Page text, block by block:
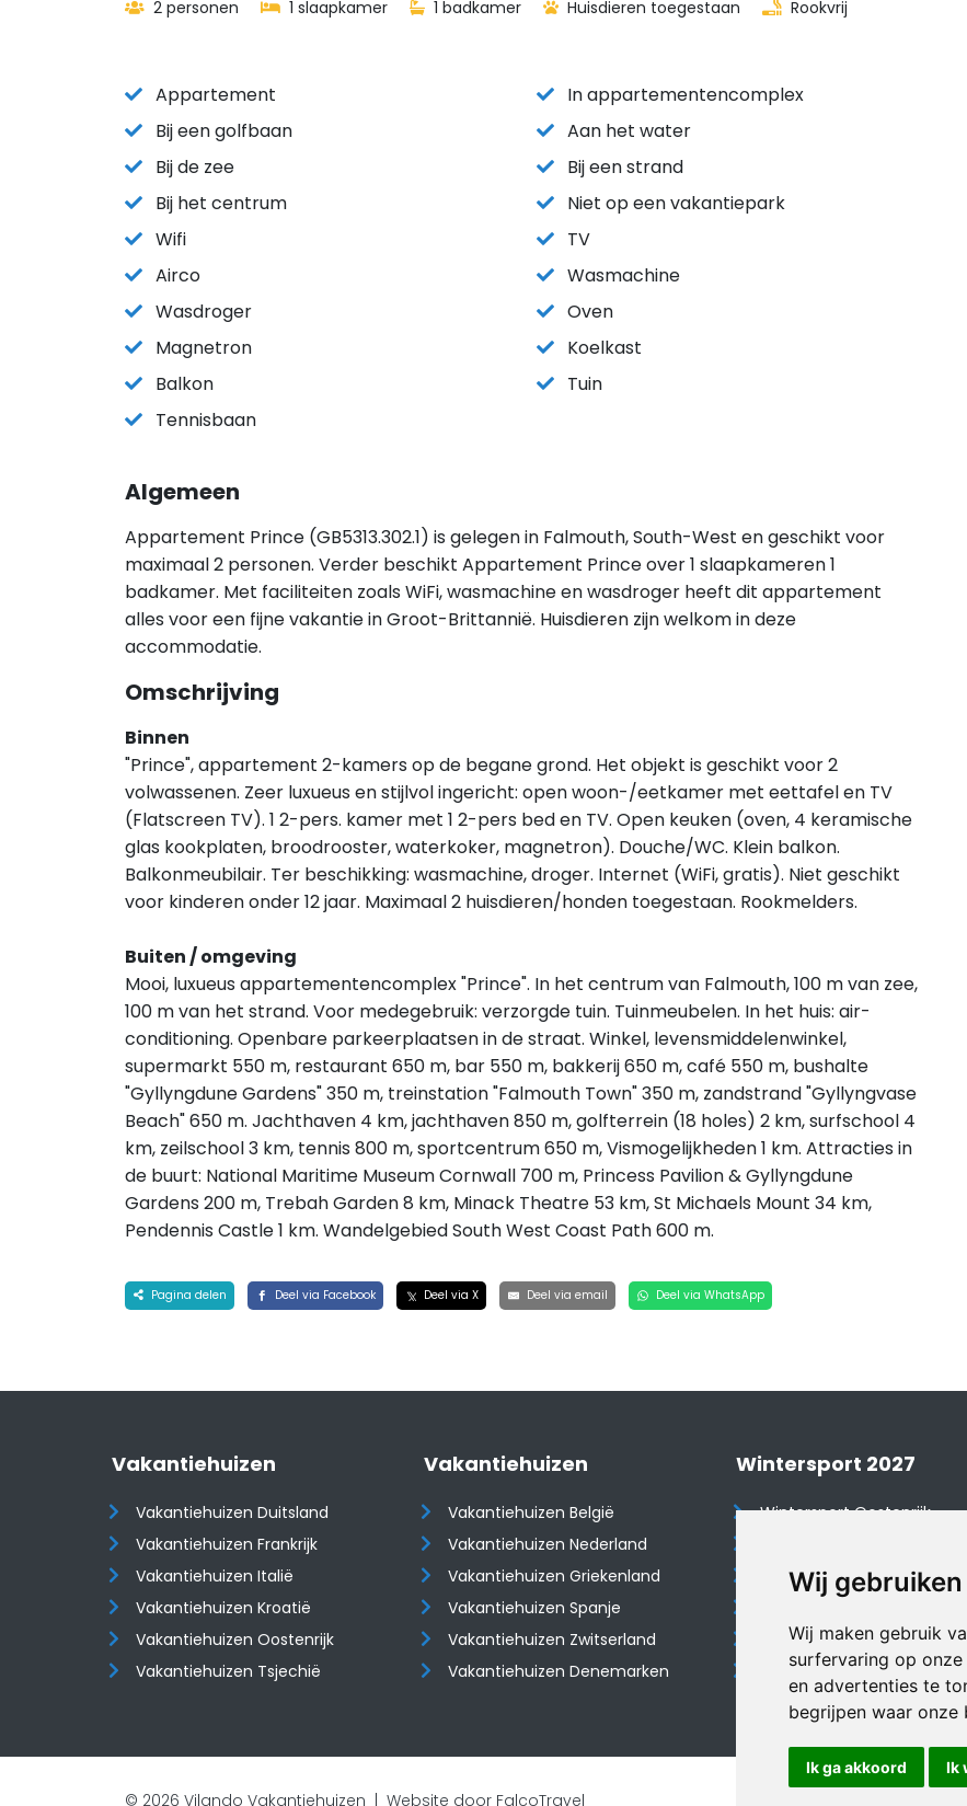
Wij
Wij maken gebruik
surfervaring op
en advertenties te
begrijpen waar onze
Ik ga akkoord Ik
2 personen 1 slaapkamer 1 badkamer Huisdieren toegestaan Rookvrij
Appartement
In appartementencomplex
Bij een golfbaan
Aan het water
Bij de zee
Bij een strand
Bij het centrum
Niet op een vakantiepark
Wifi
TV
Airco
Wasmachine
Wasdroger
Oven
Magnetron
Koelkast
Balkon
Tuin
Tennisbaan
Algemeen
Appartement Prince (GB5313.302.1) is gelegen in Falmouth, South-West en geschikt voor
maximaal 2 personen. Verder beschikt Appartement Prince over 1 slaapkameren 1
badkamer. Met faciliteiten zoals WiFi, wasmachine en wasdroger heeft dit appartement
alles voor een fijne vakantie in Groot-Brittannië. Huisdieren zijn welkom in deze
accommodatie.
Omschrijving
Binnen
"Prince", appartement 2-kamers op de begane grond. Het objekt is geschikt voor 2
volwassenen. Zeer luxueus en stijlvol ingericht: open woon-/eetkamer met eettafel en TV
(Flatscreen TV). 1 2-pers. kamer met 1 2-pers bed en TV. Open keuken (oven, 4 keramische
glas kookplaten, broodrooster, waterkoker, magnetron). Douche/WC. Klein balkon.
Balkonmeubilair. Ter beschikking: wasmachine, droger. Internet (WiFi, gratis). Niet geschikt
voor kinderen onder 12 jaar. Maximaal 2 huisdieren/honden toegestaan. Rookmelders.
Buiten / omgeving
Mooi, luxueus appartementencomplex "Prince". In het centrum van Falmouth, 100 m van zee,
100 m van het strand. Voor medegebruik: verzorgde tuin. Tuinmeubelen. In het huis: air-
conditioning. Openbare parkeerplaatsen in de straat. Winkel, levensmiddelenwinkel,
supermarkt 550 m, restaurant 650 m, bar 550 m, bakkerij 650 m, café 550 m, bushalte
"Gyllyngdune Gardens" 350 m, treinstation "Falmouth Town" 350 m, zandstrand "Gyllyngvase
Beach" 650 m. Jachthaven 4 km, jachthaven 850 m, golfterrein (18 holes) 2 km, surfschool 4
km, zeilschool 3 km, tennis 800 m, sportcentrum 650 m, Vismogelijkheden 1 km. Attracties in
de buurt: National Maritime Museum Cornwall 700 m, Princess Pavilion & Gyllyngdune
Gardens 200 m, Trebah Garden 8 km, Minack Theatre 53 km, St Michaels Mount 34 km,
Pendennis Castle 1 km. Wandelgebied South West Coast Path 600 m.
Pagina delen Deel via Facebook Deel via X Deel via email Deel via WhatsApp
Vakantiehuizen
Vakantiehuizen Duitsland
Vakantiehuizen Frankrijk
Vakantiehuizen Italië
Vakantiehuizen Kroatië
​​​​​​​Vakantiehuizen Oostenrijk
Vakantiehuizen Tsjechië
Vakantiehuizen
Vakantiehuizen België
Vakantiehuizen Nederland
Vakantiehuizen Griekenland
Vakantiehuizen Spanje
​​​​​​​Vakantiehuizen Zwitserland
Vakantiehuizen Denemarken
Wintersport 2027
Wintersport Oostenrijk
Wintersport Tsjechië
Wintersport Duitsland
Wintersport Italië
© 2026 Vilando Vakantiehuizen | Website door FalcoTravel